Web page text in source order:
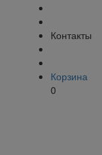
Контакты
Корзина
0